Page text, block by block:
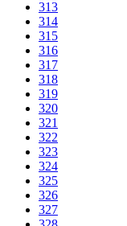
313
314
315
316
317
318
319
320
321
322
323
324
325
326
327